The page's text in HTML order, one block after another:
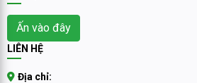
Ấn vào đây
LIÊN HỆ
Địa chỉ: